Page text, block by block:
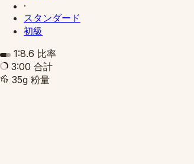
·
スタンダード
初級
1:8.6 比率
3:00 合計
35g 粉量